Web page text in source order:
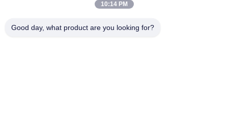
Kiểm Soát Chất Lượng
10:14 PM
Good day, what product are you looking for?